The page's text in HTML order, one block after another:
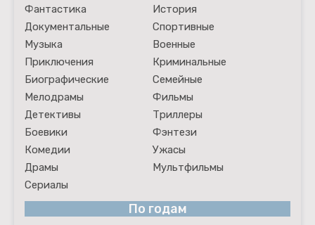
Фантастика
История
Документальные
Спортивные
Музыка
Военные
Приключения
Криминальные
Биографические
Семейные
Мелодрамы
Фильмы
Детективы
Триллеры
Боевики
Фэнтези
Комедии
Ужасы
Драмы
Мультфильмы
Сериалы
По годам